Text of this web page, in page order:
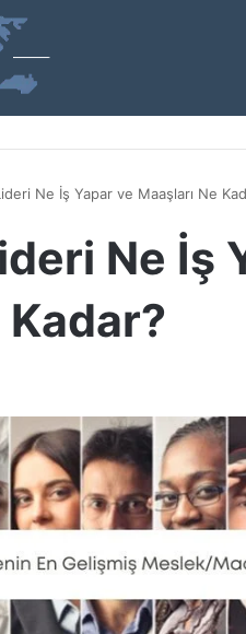
Ne İş Yapar ve Maaşları Ne
Ne İş
Kadar?